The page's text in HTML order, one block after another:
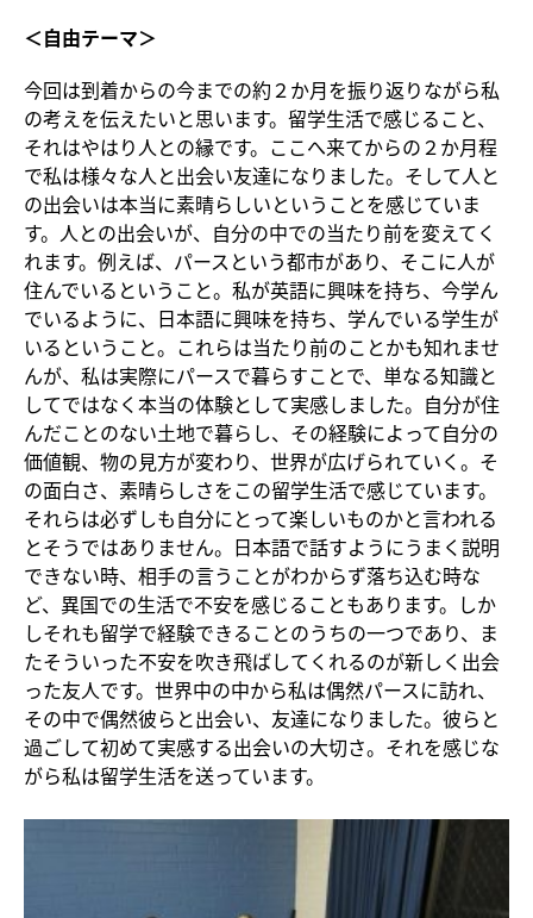
＜自由テーマ＞
今回は到着からの今までの約２か月を振り返りながら私
の考えを伝えたいと思います。留学生活で感じること、
それはやはり人との縁です。ここへ来てからの２か月程
で私は様々な人と出会い友達になりました。そして人と
の出会いは本当に素晴らしいということを感じていま
す。人との出会いが、自分の中での当たり前を変えてく
れます。例えば、パースという都市があり、そこに人が
住んでいるということ。私が英語に興味を持ち、今学ん
でいるように、日本語に興味を持ち、学んでいる学生が
いるということ。これらは当たり前のことかも知れませ
んが、私は実際にパースで暮らすことで、単なる知識と
してではなく本当の体験として実感しました。自分が住
んだことのない土地で暮らし、その経験によって自分の
価値観、物の見方が変わり、世界が広げられていく。そ
の面白さ、素晴らしさをこの留学生活で感じています。
それらは必ずしも自分にとって楽しいものかと言われる
とそうではありません。日本語で話すようにうまく説明
できない時、相手の言うことがわからず落ち込む時な
ど、異国での生活で不安を感じることもあります。しか
しそれも留学で経験できることのうちの一つであり、ま
たそういった不安を吹き飛ばしてくれるのが新しく出会
った友人です。世界中の中から私は偶然パースに訪れ、
その中で偶然彼らと出会い、友達になりました。彼らと
過ごして初めて実感する出会いの大切さ。それを感じな
がら私は留学生活を送っています。